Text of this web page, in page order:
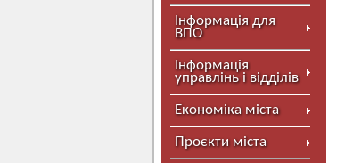
Інформація для
ВПО
Інформація
управлінь і відділів
Економіка міста
Проєкти міста